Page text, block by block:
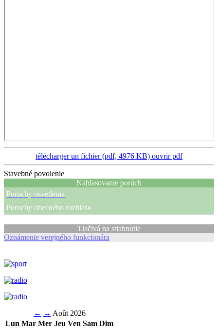
télécharger un fichier (pdf, 4976 KB) ouvrir pdf
Stavebné povolenie
Nahlasovanie porúch
Poruchy osvetlenia
Poruchy obecného rozhlasu
Tlačivá na stiahnutie
Oznámenie verejného funkcionára
← → Août 2026
Lun Mar Mer Jeu Ven Sam Dim